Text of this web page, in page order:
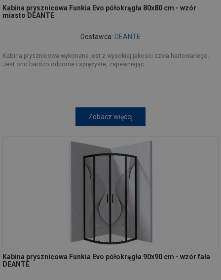
Kabina prysznicowa Funkia Evo półokrągła 80x80 cm - wzór
miasto DEANTE
Dostawca: DEANTE
Kabina prysznicowa wykonana jest z wysokiej jakości szkła hartowanego.
Jest ono bardzo odporne i sprężyste, zapewniając...
Zobacz więcej
Kabina prysznicowa Funkia Evo półokrągła 90x90 cm - wzór fala
DEANTE